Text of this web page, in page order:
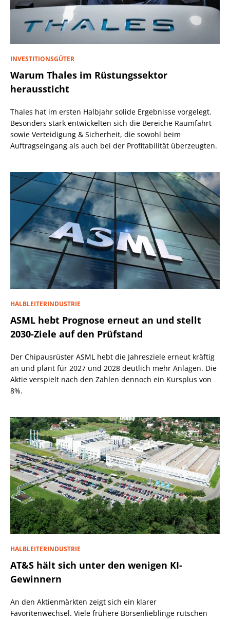
INVESTITIONSGÜTER
Warum Thales im Rüstungssektor
heraussticht
Thales hat im ersten Halbjahr solide Ergebnisse vorgelegt.
Besonders stark entwickelten sich die Bereiche Raumfahrt
sowie Verteidigung & Sicherheit, die sowohl beim
Auftragseingang als auch bei der Profitabilität überzeugten.
HALBLEITERINDUSTRIE
ASML hebt Prognose erneut an und stellt
2030-Ziele auf den Prüfstand
Der Chipausrüster ASML hebt die Jahresziele erneut kräftig
an und plant für 2027 und 2028 deutlich mehr Anlagen. Die
Aktie verspielt nach den Zahlen dennoch ein Kursplus von
8%.
HALBLEITERINDUSTRIE
AT&S hält sich unter den wenigen KI-
Gewinnern
An den Aktienmärkten zeigt sich ein klarer
Favoritenwechsel. Viele frühere Börsenlieblinge rutschen